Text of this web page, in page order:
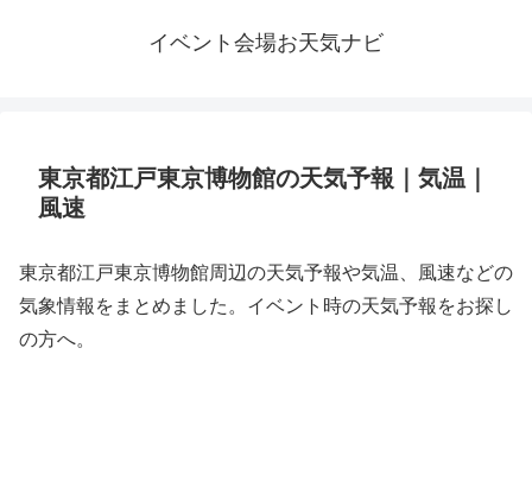
イベント会場お天気ナビ
東京都江戸東京博物館の天気予報｜気温｜
風速
東京都江戸東京博物館周辺の天気予報や気温、風速などの
気象情報をまとめました。イベント時の天気予報をお探し
の方へ。